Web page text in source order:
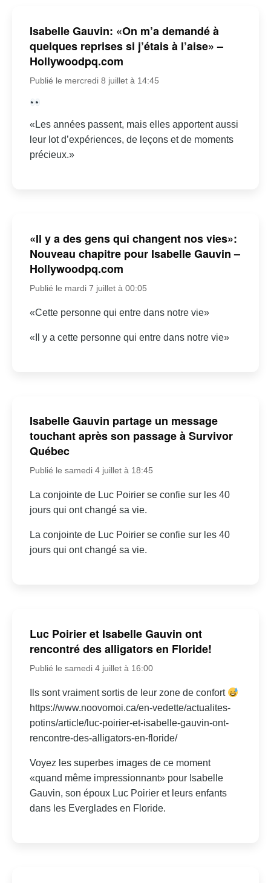
Isabelle Gauvin: «On m’a demandé à
quelques reprises si j’étais à l’aise» –
Hollywoodpq.com
Publié le mercredi 8 juillet à 14:45
«Les années passent, mais elles apportent aussi
leur lot d’expériences, de leçons et de moments
précieux.»
«Il y a des gens qui changent nos vies»:
Nouveau chapitre pour Isabelle Gauvin –
Hollywoodpq.com
Publié le mardi 7 juillet à 00:05
«Cette personne qui entre dans notre vie»
«Il y a cette personne qui entre dans notre vie»
Isabelle Gauvin partage un message
touchant après son passage à Survivor
Québec
Publié le samedi 4 juillet à 18:45
La conjointe de Luc Poirier se confie sur les 40
jours qui ont changé sa vie.
La conjointe de Luc Poirier se confie sur les 40
jours qui ont changé sa vie.
Luc Poirier et Isabelle Gauvin ont
rencontré des alligators en Floride!
Publié le samedi 4 juillet à 16:00
Ils sont vraiment sortis de leur zone de confort
https://www.noovomoi.ca/en-vedette/actualites-
potins/article/luc-poirier-et-isabelle-gauvin-ont-
rencontre-des-alligators-en-floride/
Voyez les superbes images de ce moment
«quand même impressionnant» pour Isabelle
Gauvin, son époux Luc Poirier et leurs enfants
dans les Everglades en Floride.